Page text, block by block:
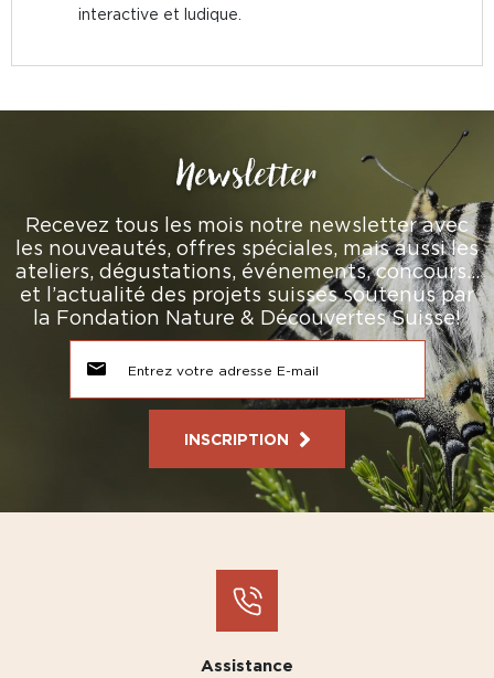
interactive et ludique.
Newsletter
Recevez tous les mois notre newsletter avec
les nouveautés, offres spéciales, mais aussi les
ateliers, dégustations, événements, concours…
et l’actualité des projets suisses soutenus par
la Fondation Nature & Découvertes Suisse!
INSCRIPTION
Assistance